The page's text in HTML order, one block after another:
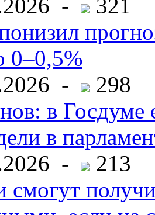
-
321
0–0,5%
-
298
в Госдуме
в
-
213
смогут